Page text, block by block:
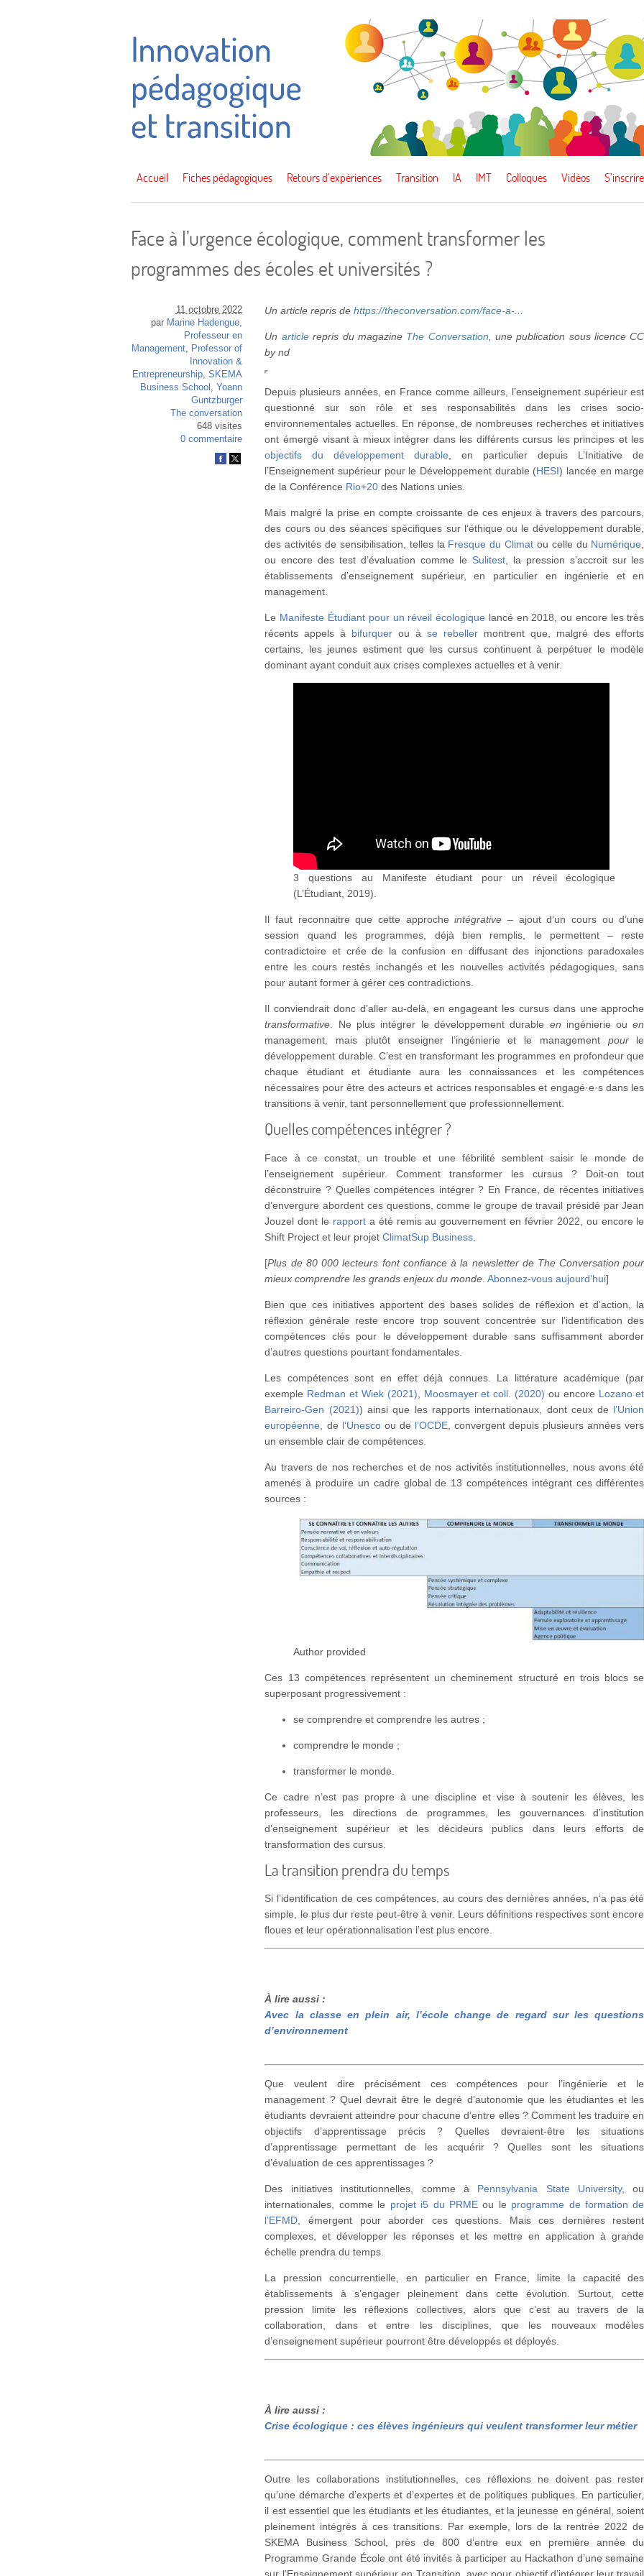
Accueil Fiches pédagogiques Retours d’expériences Transition IA IMT Colloques Vidéos S’inscrire
Face à l’urgence écologique, comment transformer les
programmes des écoles et universités ?
11 octobre 2022
par Marine Hadengue,
Professeur en
Management,
Professor of
Innovation &
Entrepreneurship, SKEMA
Business School
Yoann
Guntzburger
The conversation
648 visites
0 commentaire
Un article repris dehttps://theconversation.com/face-a-...
Un articlerepris du magazine The Conversation , une publication sous licence CC
by nd
Depuis plusieurs années, en France comme ailleurs, l’enseignement supérieur est
questionné sur son rôle et ses responsabilités dans les crises socio-
environnementales actuelles. En réponse, de nombreuses recherches et initiatives
ont émergé visant à mieux intégrer dans les différents cursus les principes et les
objectifs du développement durable , en particulier depuis L’Initiative de
l’Enseignement supérieur pour le Développement durable (HESI) lancée en marge
de la Conférence Rio+20 des Nations unies.
Mais malgré la prise en compte croissante de ces enjeux à travers des parcours,
des cours ou des séances spécifiques sur l’éthique ou le développement durable,
des activités de sensibilisation, telles la Fresque du Climat ou celle du Numérique
ou encore des test d’évaluation comme le Sulitest, la pression s’accroit sur les
établissements d’enseignement supérieur, en particulier en ingénierie et en
management.
Le Manifeste Étudiant pour un réveil écologique lancé en 2018, ou encore les très
récents appels à bifurquer ou à se rebellermontrent que, malgré des efforts
certains, les jeunes estiment que les cursus continuent à perpétuer le modèle
dominant ayant conduit aux crises complexes actuelles et à venir.
3 questions au Manifeste étudiant pour un réveil écologique
(L’Étudiant, 2019).
Il faut reconnaitre que cette approcheintégrative – ajout d’un cours ou d’une
session quand les programmes, déjà bien remplis, le permettent – reste
contradictoire et crée de la confusion en diffusant des injonctions paradoxales
entre les cours restés inchangés et les nouvelles activités pédagogiques, sans
pour autant former à gérer ces contradictions.
Il conviendrait donc d’aller au-delà, en engageant les cursus dans une approche
transformative . Ne plus intégrer le développement durable en ingénierie ouen
management, mais plutôt enseigner l’ingénierie et le management pourle
développement durable. C’est en transformant les programmes en profondeur que
chaque étudiant et étudiante aura les connaissances et les compétences
nécessaires pour être des acteurs et actrices responsables et engagé·e·s dans les
transitions à venir, tant personnellement que professionnellement.
Quelles compétences intégrer ?
Face à ce constat, un trouble et une fébrilité semblent saisir le monde de
l’enseignement supérieur. Comment transformer les cursus ? Doit-on tout
déconstruire ? Quelles compétences intégrer ? En France, de récentes initiatives
d’envergure abordent ces questions, comme le groupe de travail présidé par Jean
Jouzel dont le rapport a été remis au gouvernement en février 2022, ou encore le
Shift Project et leur projetClimatSup Business
[Plus de 80 000 lecteurs font confiance à la newsletter de The Conversation pour
mieux comprendre les grands enjeux du monde .Abonnez-vous aujourd’hui]
Bien que ces initiatives apportent des bases solides de réflexion et d’action, la
réflexion générale reste encore trop souvent concentrée sur l’identification des
compétences clés pour le développement durable sans suffisamment aborder
d’autres questions pourtant fondamentales.
Les compétences sont en effet déjà connues. La littérature académique (par
exemple Redman et Wiek (2021) Moosmayer et coll. (2020) ou encore Lozano et
Barreiro-Gen (2021)) ainsi que les rapports internationaux, dont ceux de l’Union
européenne , de l’Unescoou de l’OCDE, convergent depuis plusieurs années vers
un ensemble clair de compétences.
Au travers de nos recherches et de nos activités institutionnelles, nous avons été
amenés à produire un cadre global de 13 compétences intégrant ces différentes
sources :
Author provided
Ces 13 compétences représentent un cheminement structuré en trois blocs se
superposant progressivement :
se comprendre et comprendre les autres ;
comprendre le monde ;
transformer le monde.
Ce cadre n’est pas propre à une discipline et vise à soutenir les élèves, les
professeurs, les directions de programmes, les gouvernances d’institution
d’enseignement supérieur et les décideurs publics dans leurs efforts de
transformation des cursus.
La transition prendra du temps
Si l’identification de ces compétences, au cours des dernières années, n’a pas été
simple, le plus dur reste peut-être à venir. Leurs définitions respectives sont encore
floues et leur opérationnalisation l’est plus encore.
À lire aussi :
Avec la classe en plein air, l’école change de regard sur les questions
d’environnement
Que veulent dire précisément ces compétences pour l’ingénierie et le
management ? Quel devrait être le degré d’autonomie que les étudiantes et les
étudiants devraient atteindre pour chacune d’entre elles ? Comment les traduire en
objectifs d’apprentissage précis ? Quelles devraient-être les situations
d’apprentissage permettant de les acquérir ? Quelles sont les situations
d’évaluation de ces apprentissages ?
Des initiatives institutionnelles, comme à Pennsylvania State University, ou
internationales, comme le projet i5 du PRMEou le programme de formation de
l’EFMD, émergent pour aborder ces questions. Mais ces dernières restent
complexes, et développer les réponses et les mettre en application à grande
échelle prendra du temps.
La pression concurrentielle, en particulier en France, limite la capacité des
établissements à s’engager pleinement dans cette évolution. Surtout, cette
pression limite les réflexions collectives, alors que c’est au travers de la
collaboration, dans et entre les disciplines, que les nouveaux modèles
d’enseignement supérieur pourront être développés et déployés.
À lire aussi :
Crise écologique : ces élèves ingénieurs qui veulent transformer leur métier
Outre les collaborations institutionnelles, ces réflexions ne doivent pas rester
qu’une démarche d’experts et d’expertes et de politiques publiques. En particulier,
il est essentiel que les étudiants et les étudiantes, et la jeunesse en général, soient
pleinement intégrés à ces transitions. Par exemple, lors de la rentrée 2022 de
SKEMA Business School, près de 800 d’entre eux en première année du
Programme Grande École ont été invités à participer au Hackathon d’une semaine